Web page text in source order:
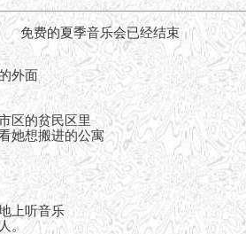
免费的夏季音乐会已经结束
外面
区的贫民区里
她想搬进的公寓
上听音乐
。